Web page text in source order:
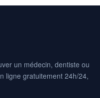
un médecin, dentiste ou
ligne gratuitement 24h/24,